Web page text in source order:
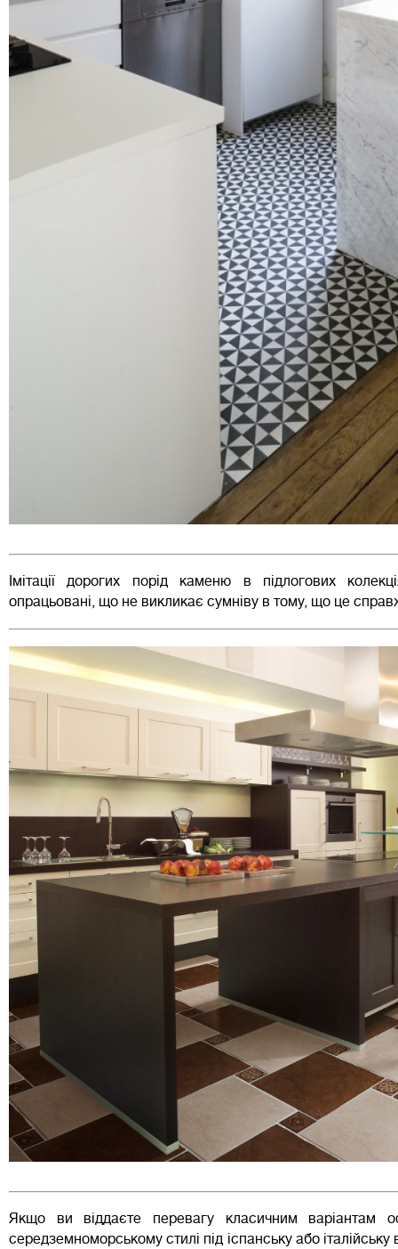
Імітації дорогих порід каменю в підлогових
опрацьовані, що не викликає сумніву в тому, що це
Якщо ви віддаєте перевагу класичним варіантам
середземноморському стилі під іспанську або